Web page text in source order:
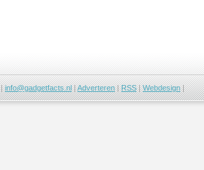
|info@gadgetfacts.nl|Adverteren|RSS|Webdesign|